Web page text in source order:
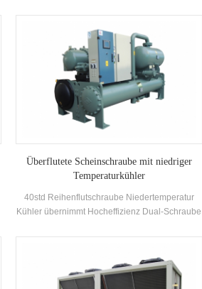
Kompressoren, Spray-Typ (Falling-Film)
Verdampfer,
Kältemittelflüssigkeitsrückführungssysteme,
Flash-Typ Economizer und Öffnungsplatte
Throttling Geräte. Anwendungen: hauptsächlich
in zentralen Klimatisierungssystemen und
industriellen Prozesskühlen verwendet
Überflutete Scheinschraube mit niedriger
Temperaturkühler
40std Reihenflutschraube Niedertemperatur
Kühler übernimmt Hocheffizienz Dual-Schraube
Hocheffizienz Flutschöner Verdampfer, R22 und
kann auf der Grundlage des Kunden
thermischen Bedürfnissen konfiguriert werden.